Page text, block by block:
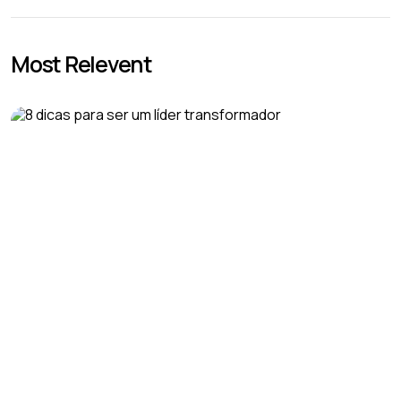
Most Relevent